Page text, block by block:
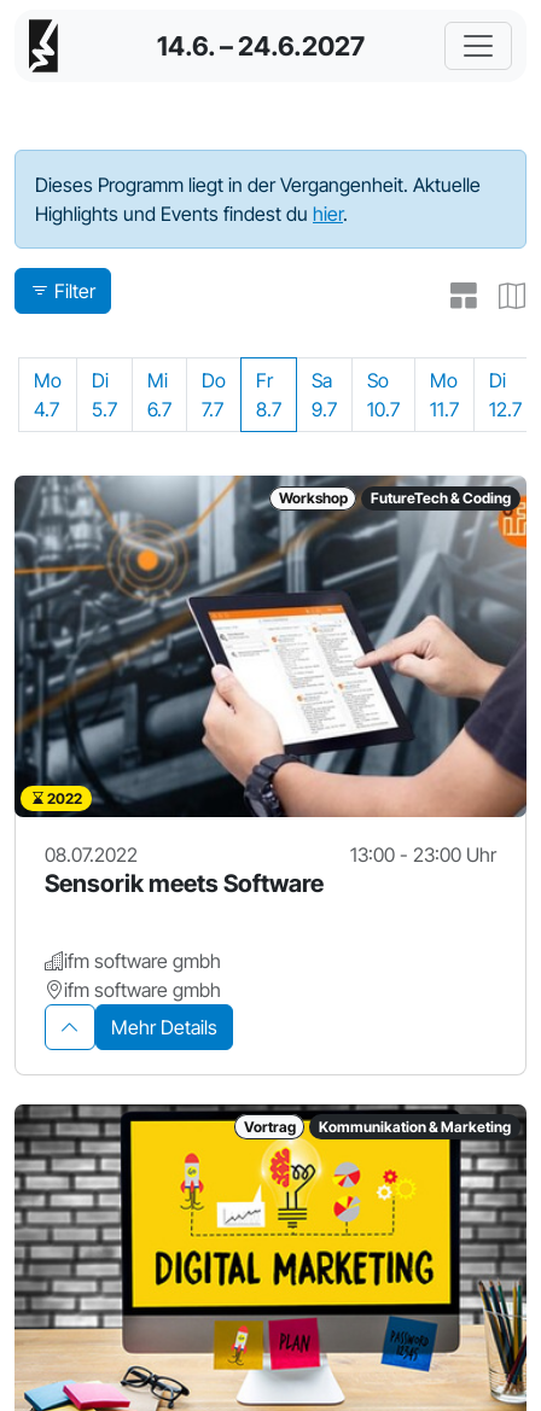
14.6. – 24.6.2027
Programm - 2022
Dieses Programm liegt in der Vergangenheit. Aktuelle
Highlights und Events findest du hier.
Filter
Mo
4.7
Di
5.7
Mi
6.7
Do
7.7
Fr
8.7
Sa
9.7
So
10.7
Mo
11.7
Di
12.7
Workshop FutureTech & Coding
2022
08.07.2022 13:00 - 23:00 Uhr
Sensorik meets Software
ifm software gmbh
ifm software gmbh
Mehr Details
Vortrag Kommunikation & Marketing